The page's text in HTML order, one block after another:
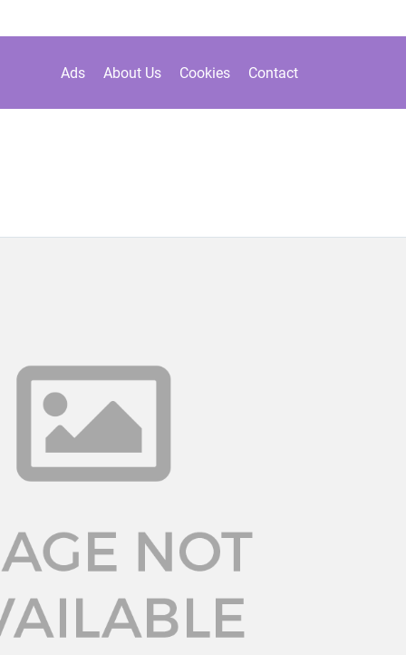
Ads About Us Cookies Contact